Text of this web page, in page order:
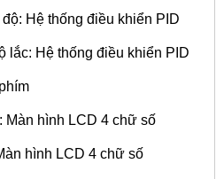
Hệ thống điều khiển PID
lắc: Hệ thống điều khiển PID
Màn hình LCD 4 chữ số
hình LCD 4 chữ số